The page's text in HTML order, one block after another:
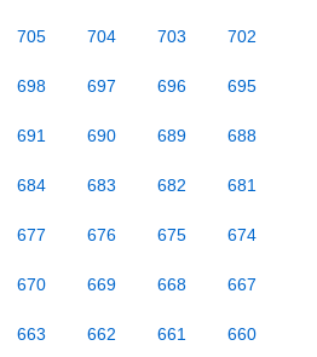
705 704 703 702
698 697 696 695
691 690 689 688
684 683 682 681
677 676 675 674
670 669 668 667
663 662 661 660